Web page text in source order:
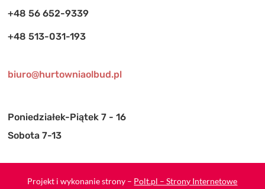
+48 56 652-9339
+48 513-031-193
biuro@hurtowniaolbud.pl
Poniedziałek-Piątek 7 - 16
Sobota 7-13
Projekt i wykonanie strony – Polt.pl – Strony Internetowe